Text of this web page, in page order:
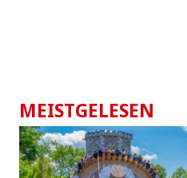
MEISTGELESEN